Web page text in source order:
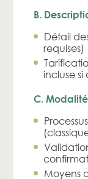
B.
Détail
requises)
incluse
C.
Moyens